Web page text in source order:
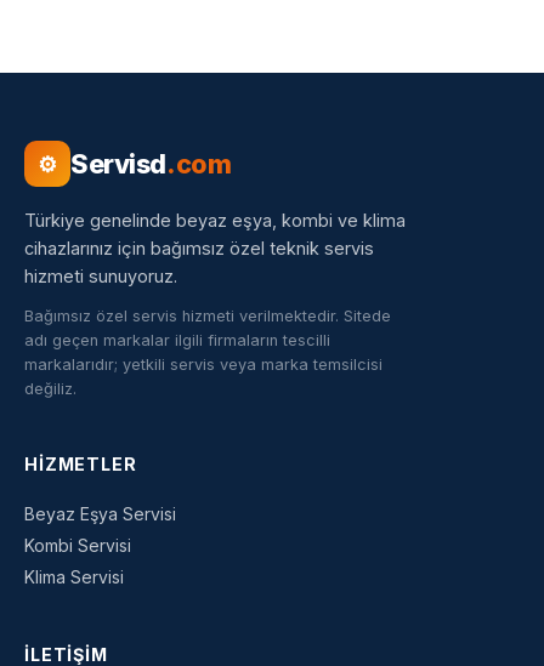
⚙ Servisd.com
Türkiye genelinde beyaz eşya, kombi ve klima
cihazlarınız için bağımsız özel teknik servis
hizmeti sunuyoruz.
Bağımsız özel servis hizmeti verilmektedir. Sitede
adı geçen markalar ilgili firmaların tescilli
markalarıdır; yetkili servis veya marka temsilcisi
değiliz.
HIZMETLER
Beyaz Eşya Servisi
Kombi Servisi
Klima Servisi
İLETIŞIM